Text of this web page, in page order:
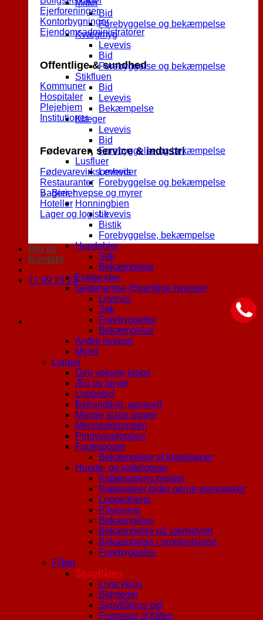
Ejerforeninger
Kontorbygninger
Ejendomsadministratorer
Offentlige & sundhed
Kommuner
Hospitaler
Plejehjem
Institutioner
Fødevarer, service & industri
Fødevarevirksomheder
Restauranter
Bagerier
Hoteller
Lager og logistik
Om os
Kontakt
71 99 23 23
Mitter
Bid
Forebyggelse og bekæmpelse
Kvægmyg
Levevis
Bid
Forebyggelse og bekæmpelse
Stikfluen
Bid
Levevis
Bekæmpelse
Klæger
Levevis
Bid
Forebyggelse og bekæmpelse
Lusfluer
Levevis
Forebyggelse og bekæmpelse
Bier, hvepse og myrer
Honningbien
Levevis
Bistik
Forebyggelse, bekæmpelse
Humlebier
Stik
Bekæmpelse
Enlige bier
Gedehamse (Egentlige hvepse)
Levevis
Stik
Forebyggelse
Bekæmpelse
Andre hvepse
Myrer
Lopper
Den voksne loppe
Æg og larver
Loppebid
Behandling, generelt
Mange slags lopper
Menneskeloppen
Pindsvineloppen
Fuglelopper
Bekæmpelse af fuglelopper
Hunde- og kattelopper
Katteloppens biologi
Kattelopper bider gerne mennesker
Loppeallergi
Påvisning
Bekæmpelse
Bekæmpelse på værtsdyret
Bekæmpelse i omgivelserne
Forebyggelse
Flåter
Skovflåten
Livscyklus
Bidsteder
Skovflåtens bid
Fjernelse af flåten